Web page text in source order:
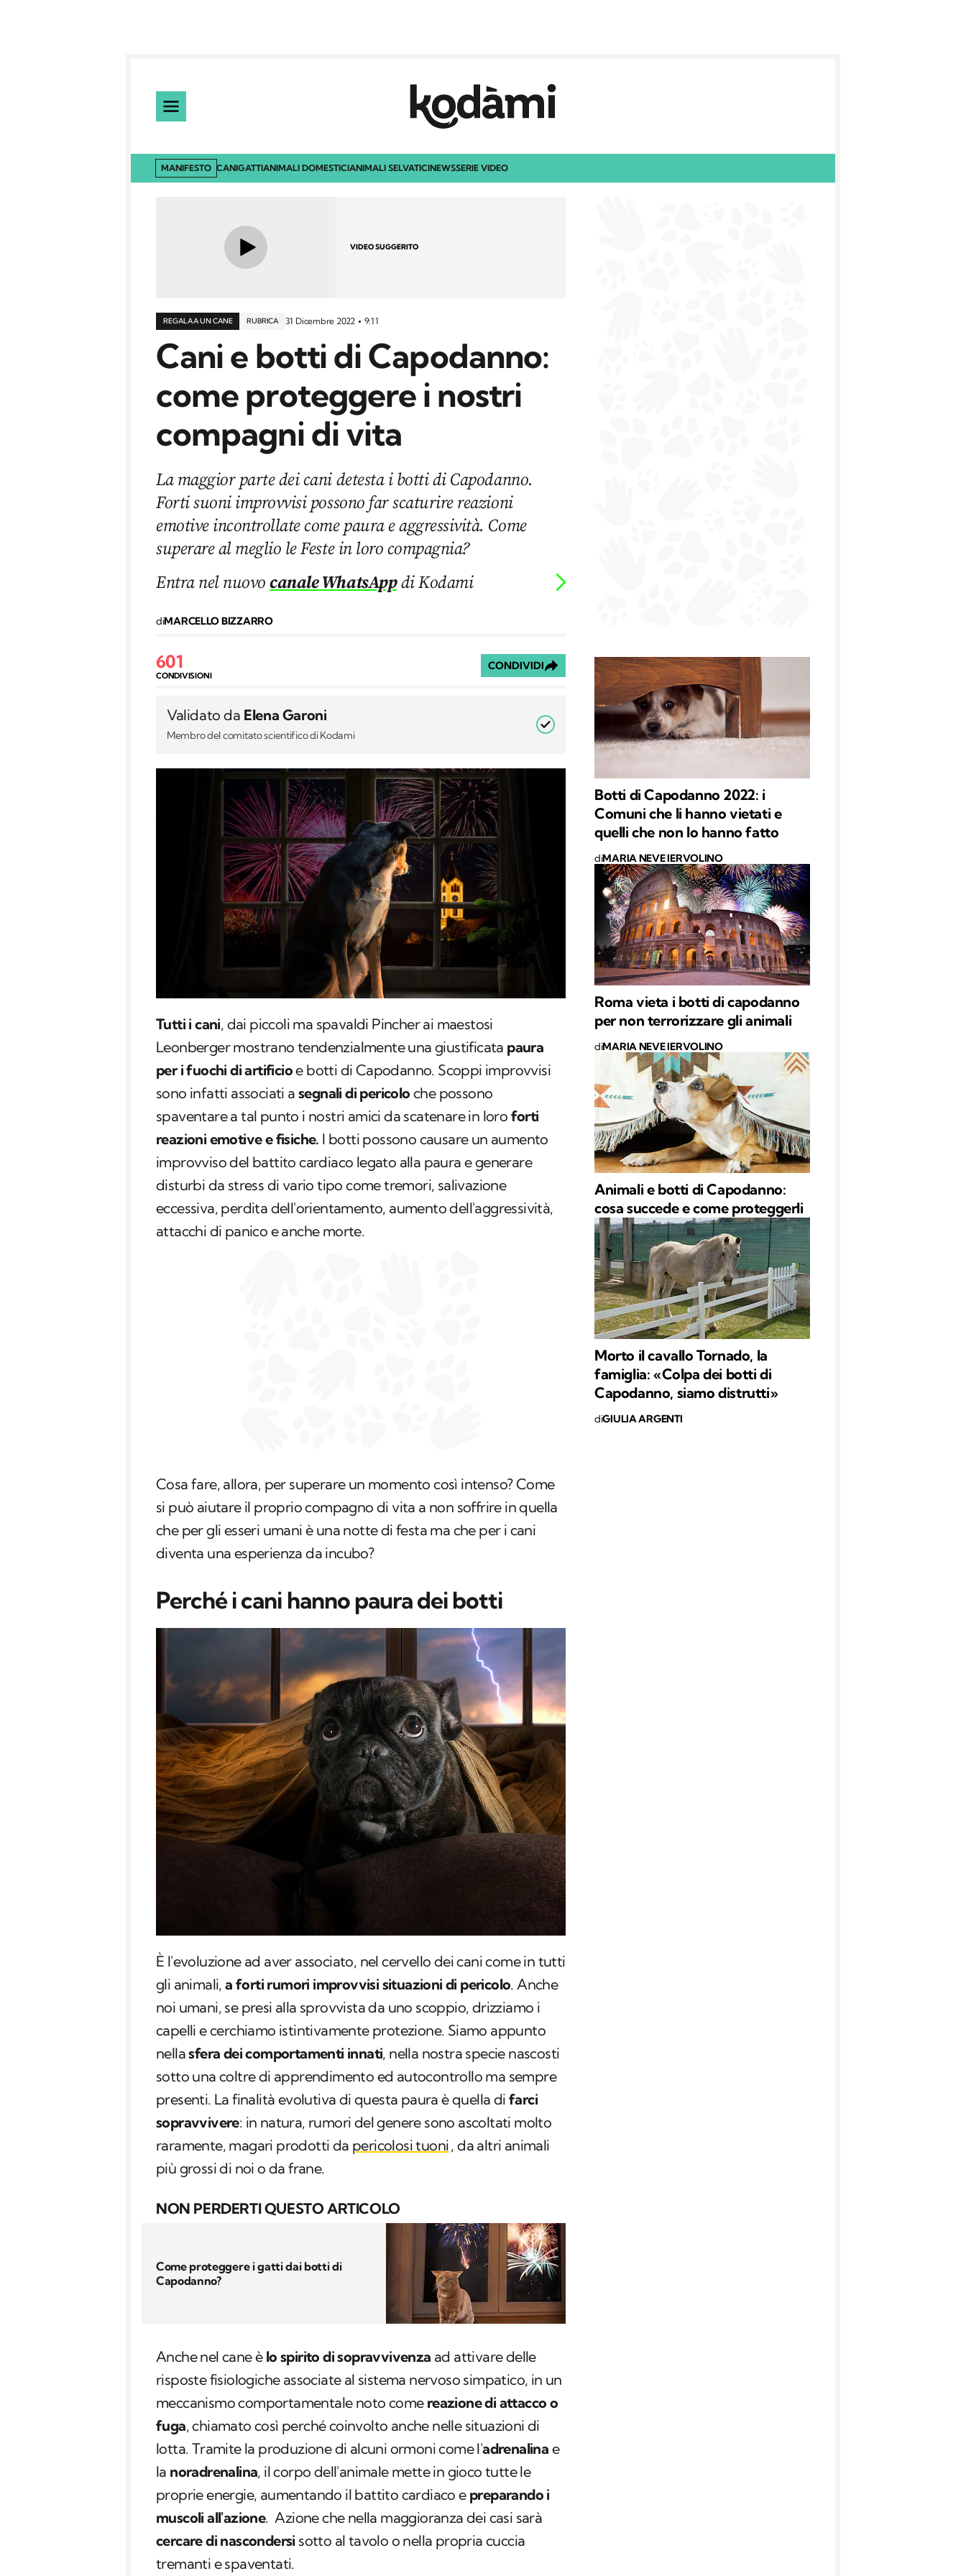
MANIFESTO CANIGATTIANIMALI DOMESTICIANIMALI SELVATICINEWSSERIE VIDEO
VIDEO SUGGERITO
REGALA A UN CANE RUBRICA 31 Dicembre 2022 9:11
Cani e botti di Capodanno:
come proteggere i nostri
compagni di vita
La maggior parte dei cani detesta i botti di Capodanno.
Forti suoni improvvisi possono far scaturire reazioni
emotive incontrollate come paura e aggressività. Come
superare al meglio le Feste in loro compagnia?
Entra nel nuovocanale WhatsAppdi Kodami
diMARCELLO BIZZARRO
601
CONDIVISIONI
CONDIVIDI
Validato da Elena Garoni
Membro del comitato scientifico di Kodami
Tutti i cani, dai piccoli ma spavaldi Pincher ai maestosi
Leonberger mostrano tendenzialmente una giustificata paura
per i fuochi di artificioe botti di Capodanno. Scoppi improvvisi
sono infatti associati a segnali di pericolo che possono
spaventare a tal punto i nostri amici da scatenare in loro forti
reazioni emotive e fisiche. I botti possono causare un aumento
improvviso del battito cardiaco legato alla paura e generare
disturbi da stress di vario tipo come tremori, salivazione
eccessiva, perdita dell'orientamento, aumento dell'aggressività,
attacchi di panico e anche morte.
Cosa fare, allora, per superare un momento così intenso? Come
si può aiutare il proprio compagno di vita a non soffrire in quella
che per gli esseri umani è una notte di festa ma che per i cani
diventa una esperienza da incubo?
Perché i cani hanno paura dei botti
È l'evoluzione ad aver associato, nel cervello dei cani come in tutti
gli animali,a forti rumori improvvisi situazioni di pericolo. Anche
noi umani, se presi alla sprovvista da uno scoppio, drizziamo i
capelli e cerchiamo istintivamente protezione. Siamo appunto
nellasfera dei comportamenti innati, nella nostra specie nascosti
sotto una coltre di apprendimento ed autocontrollo ma sempre
presenti. La finalità evolutiva di questa paura è quella di farci
sopravvivere: in natura, rumori del genere sono ascoltati molto
raramente, magari prodotti da pericolosi tuoni, da altri animali
più grossi di noi o da frane.
NON PERDERTI QUESTO ARTICOLO
Come proteggere i gatti dai botti di
Capodanno?
Anche nel cane è lo spirito di sopravvivenza ad attivare delle
risposte fisiologiche associate al sistema nervoso simpatico, in un
meccanismo comportamentale noto come reazione di attacco o
fuga, chiamato così perché coinvolto anche nelle situazioni di
lotta. Tramite la produzione di alcuni ormoni come l'adrenalina e
la noradrenalina, il corpo dell'animale mette in gioco tutte le
proprie energie, aumentando il battito cardiaco e preparando i
muscoli all'azione. Azione che nella maggioranza dei casi sarà
cercare di nascondersi sotto al tavolo o nella propria cuccia
tremanti e spaventati.
Botti di Capodanno 2022: i
Comuni che li hanno vietati e
quelli che non lo hanno fatto
diMARIA NEVE IERVOLINO
Roma vieta i botti di capodanno
per non terrorizzare gli animali
diMARIA NEVE IERVOLINO
Animali e botti di Capodanno:
cosa succede e come proteggerli
Morto il cavallo Tornado, la
famiglia: «Colpa dei botti di
Capodanno, siamo distrutti»
diGIULIA ARGENTI